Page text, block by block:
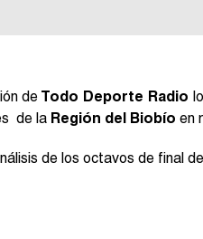
de Todo Deporte Radio
de la Región del Biobío en
de los octavos de final